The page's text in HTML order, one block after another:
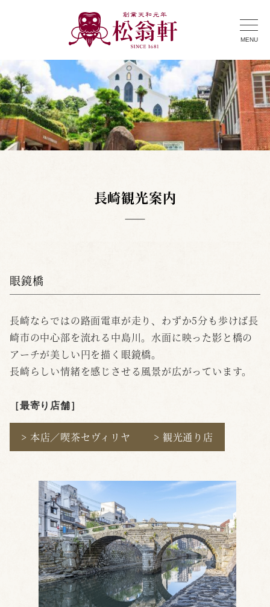
MENU
長崎観光案内
眼鏡橋
長崎ならではの路面電車が走り、わずか5分も歩けば長
崎市の中心部を流れる中島川。水面に映った影と橋の
アーチが美しい円を描く眼鏡橋。
長崎らしい情緒を感じさせる風景が広がっています。
［最寄り店舗］
> 本店／喫茶セヴィリヤ > 観光通り店